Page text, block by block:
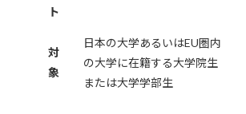
ト
対
象
日本の大学あるいはEU圏内
の大学に在籍する大学院生
または大学学部生